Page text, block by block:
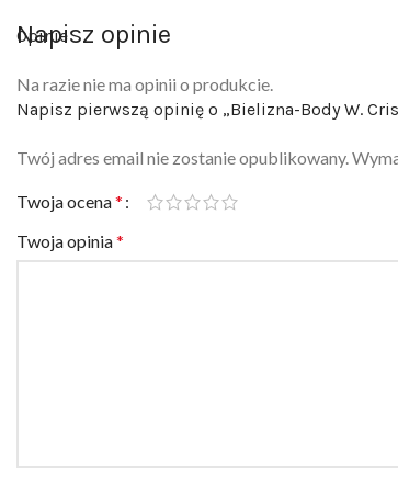
Napisz opinie
Opinie
Na razie nie ma opinii o produkcie.
Napisz pierwszą opinię o „Bielizna-Body W.
Twój adres email nie zostanie opublikowany.
Twoja ocena*
Twoja opinia*